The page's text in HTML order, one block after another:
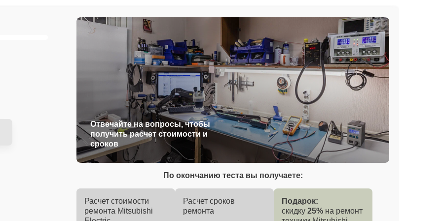
Отвечайте на вопросы, чтобы
получить расчет стоимости и
сроков
По окончанию теста вы получаете:
Расчет стоимости
ремонта Mitsubishi
Расчет сроков
ремонта
Подарок:
скидку 25% на ремонт